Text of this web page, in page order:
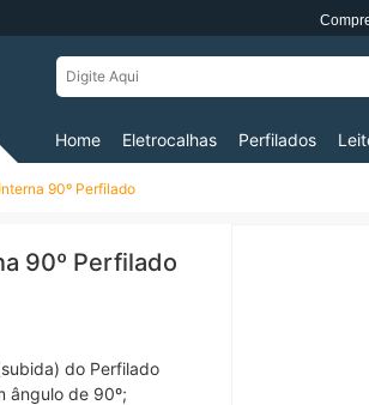
Home Eletrocalhas Perfilados
90º Perfilado
90º Perfilado
do Perfilado
ângulo de 90º;